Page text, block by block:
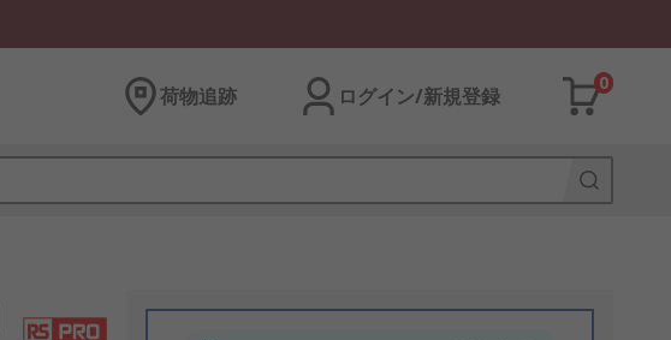
荷物追跡 ログイン/新規登録
0